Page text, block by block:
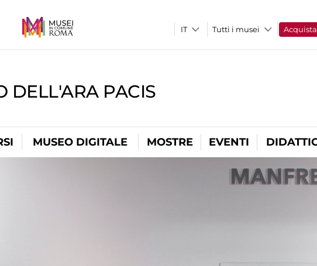
Tutti i musei Acquista
DELL'ARA PACIS
MUSEO DIGITALE MOSTRE EVENTI